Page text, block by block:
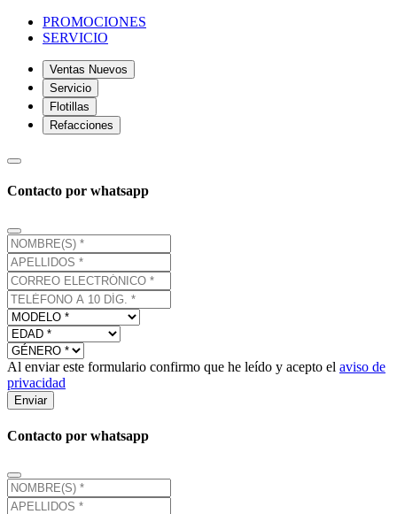
PROMOCIONES
SERVICIO
Ventas Nuevos
Servicio
Flotillas
Refacciones
Contacto por whatsapp
Al enviar este formulario confirmo que he leído y acepto el aviso de
privacidad
Enviar
Contacto por whatsapp